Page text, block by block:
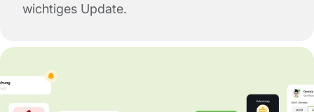
wichtiges Update.